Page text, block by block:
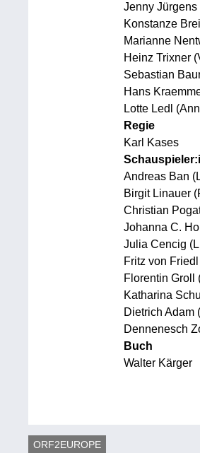
Jenny Jürgens
Konstanze
Marianne
Heinz Trixner
Sebastian
Hans
Lotte Ledl
Regie
Karl Kases
Andreas Ban
Birgit Linauer
Christian
Johanna C.
Julia Cencig
Fritz von
Florentin Groll
Katharina
Dietrich Adam
Dennenesch
Buch
Walter Kärger
ORF2EUROPE